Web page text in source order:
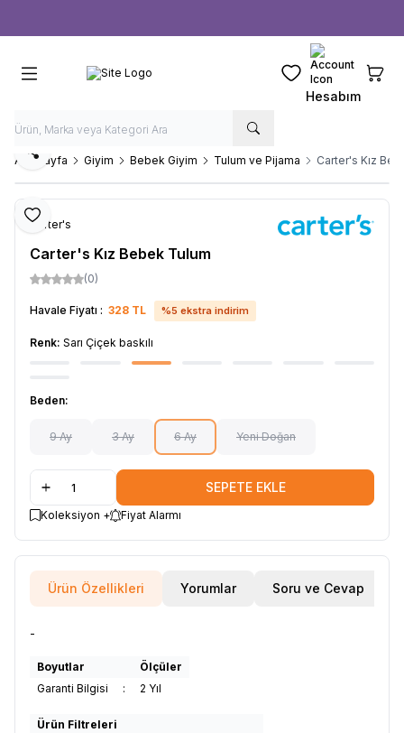
Favorilerim
Hesabım
Ana Sayfa Giyim Bebek Giyim Tulum ve Pijama Carter's Kız
Favoriye Ekle
Paylaş
Carter's
Carter's Kız Bebek Tulum
(0)
Havale Fiyatı : 328 TL %5 ekstra indirim
Renk: Sarı Çiçek baskılı
Beden:
9 Ay 3 Ay 6 Ay Yeni Doğan
SEPETE EKLE
Koleksiyon + Fiyat Alarmı
Ürün Özellikleri Yorumlar Soru ve Cevap
-
Boyutlar
Ölçüler
Garanti Bilgisi
: 2 Yıl
Ürün Filtreleri